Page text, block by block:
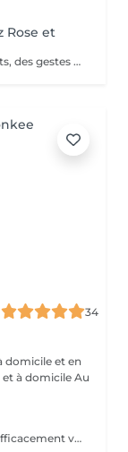
Rose et
Des rythmes variés, énergétiques et stimulants, des gestes profonds et précis tonifient les tissus, dénouent les tensions et libèrent l'énergie du corps. Profondément régénérée et détoxiquée, on s'abandonne à une détente absolue. La peau est revigorée, au meilleur de sa forme et de son énergie.
34
domicile et en
Soulagez votre fatigue musculaire. Stimulez efficacement votre système immunitaire. Préparez votre corps à un effort sportif intense.